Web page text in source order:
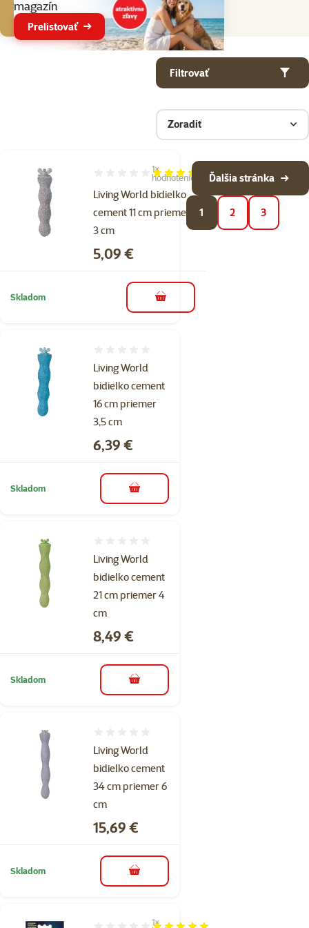
magazín
Prelistovať
Filtrovať
Zoradiť
Produkty v kategorii Starostlivosť o papagáje
Living World bidielko
cement 11 cm priemer
3 cm
Hodnotenie 80%, počet hodnotení: 1
1×
hodnotenie
Cena
5,09 €
Skladom do košíka
Living World
bidielko cement
16 cm priemer
3,5 cm
Cena
6,39 €
Skladom do košíka
Living World
bidielko cement
21 cm priemer 4
cm
Cena
8,49 €
Skladom do košíka
Living World
bidielko cement
34 cm priemer 6
cm
Cena
15,69 €
Skladom do košíka
1×
1 2 3
Ďalšia stránka